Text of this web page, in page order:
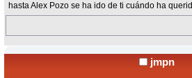
hasta Alex Pozo se ha ido de ti cuándo ha
jmpn